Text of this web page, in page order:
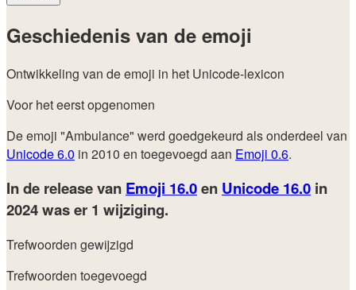
Geschiedenis van de emoji
Ontwikkeling van de emoji in het Unicode-lexicon
Voor het eerst opgenomen
De emoji "Ambulance" werd goedgekeurd als onderdeel van
Unicode 6.0 in 2010 en toegevoegd aan Emoji 0.6.
In de release van Emoji 16.0en Unicode 16.0 in
2024was er 1 wijziging.
Trefwoorden gewijzigd
Trefwoorden toegevoegd